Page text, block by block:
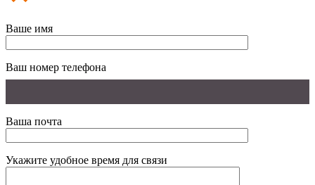
Ваше имя
Ваш номер телефона
Ваша почта
Укажите удобное время для связи